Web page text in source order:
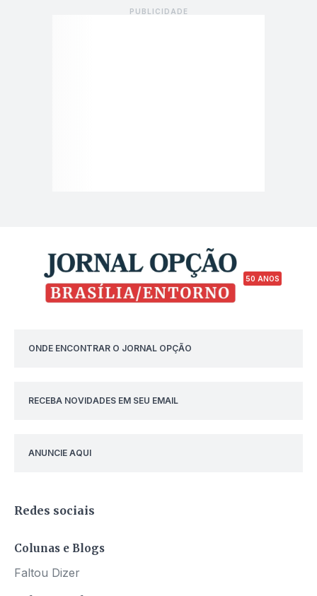
50 ANOS
ONDE ENCONTRAR O JORNAL OPÇÃO
RECEBA NOVIDADES EM SEU EMAIL
ANUNCIE AQUI
Redes sociais
Colunas e Blogs
Faltou Dizer